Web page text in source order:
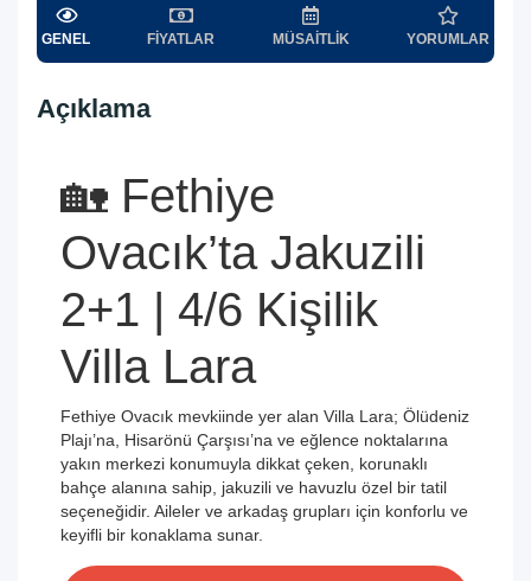
GENEL FIYATLAR MÜSAITLIK YORUMLAR
Açıklama
🏡 Fethiye
Ovacık’ta Jakuzili
2+1 | 4/6 Kişilik
Villa Lara
Fethiye Ovacık mevkiinde yer alan Villa Lara; Ölüdeniz
Plajı’na, Hisarönü Çarşısı’na ve eğlence noktalarına
yakın merkezi konumuyla dikkat çeken, korunaklı
bahçe alanına sahip, jakuzili ve havuzlu özel bir tatil
seçeneğidir. Aileler ve arkadaş grupları için konforlu ve
keyifli bir konaklama sunar.